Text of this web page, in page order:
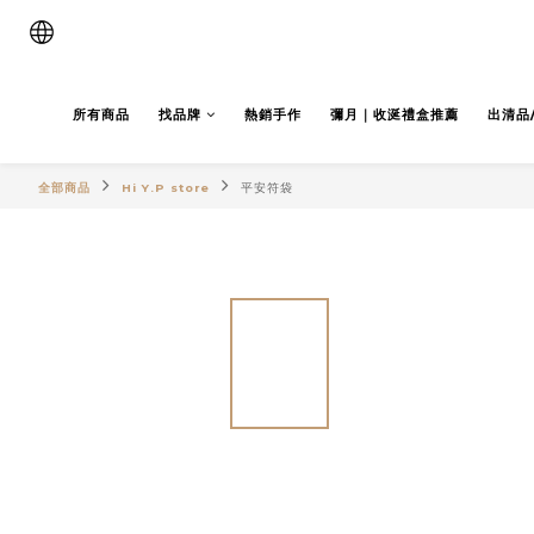
所有商品 找品牌 熱銷手作 彌月｜收涎禮盒推薦 出清
全部商品 Hi Y.P store 平安符袋